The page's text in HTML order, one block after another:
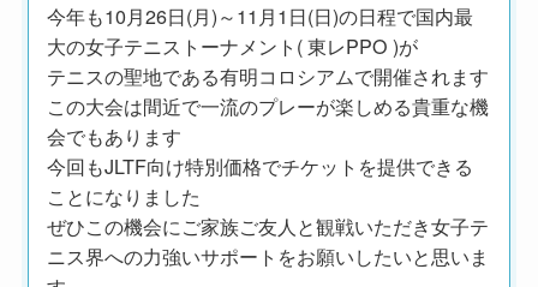
今年も10月26日(月)～11月1日(日)の日程で国内最
大の女子テニストーナメント( 東レPPO )が
テニスの聖地である有明コロシアムで開催されます
この大会は間近で一流のプレーが楽しめる貴重な機
会でもあります
今回もJLTF向け特別価格でチケットを提供できる
ことになりました
ぜひこの機会にご家族ご友人と観戦いただき女子テ
ニス界への力強いサポートをお願いしたいと思いま